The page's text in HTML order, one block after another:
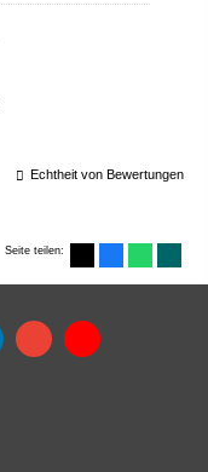
Echtheit von Bewertungen
Seite teilen: